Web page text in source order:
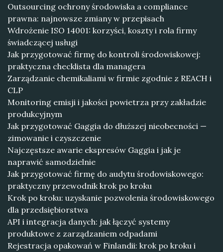
Outsourcing ochrony środowiska a compliance
prawna: najnowsze zmiany w przepisach
Wdrożenie ISO 14001: korzyści, koszty i rola firmy
świadczącej usługi
Jak przygotować firmę do kontroli środowiskowej:
praktyczna checklista dla managera
Zarządzanie chemikaliami w firmie zgodnie z REACH i
CLP
Monitoring emisji i jakości powietrza przy zakładzie
produkcyjnym
Jak przygotować Gaggia do dłuższej nieobecności —
zimowanie i czyszczenie
Najczęstsze awarie ekspresów Gaggia i jak je
naprawić samodzielnie
Jak przygotować firmę do audytu środowiskowego:
praktyczny przewodnik krok po kroku
Krok po kroku: uzyskanie pozwolenia środowiskowego
dla przedsiębiorstwa
API i integracja danych: jak łączyć systemy
produktowe z zarządzaniem odpadami
Rejestracja opakowań w Finlandii: krok po kroku i